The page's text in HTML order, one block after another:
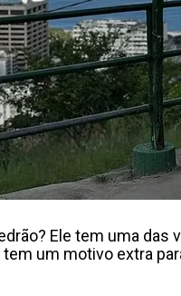
Ele tem uma das
um motivo extra